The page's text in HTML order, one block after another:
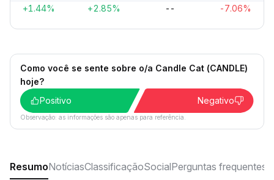
+1.44% +2.85% -- -7.06%
Como você se sente sobre o/a Candle Cat (CANDLE)
hoje?
Positivo
Negativo
Observação: as informações são apenas para referência.
ResumoNotíciasClassificaçãoSocialPerguntas frequentes